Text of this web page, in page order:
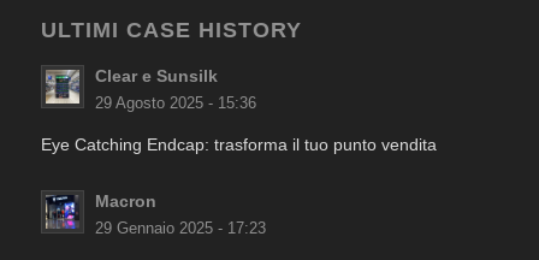
ULTIMI CASE HISTORY
Clear e Sunsilk
29 Agosto 2025 - 15:36
Eye Catching Endcap: trasforma il tuo punto vendita
Macron
29 Gennaio 2025 - 17:23